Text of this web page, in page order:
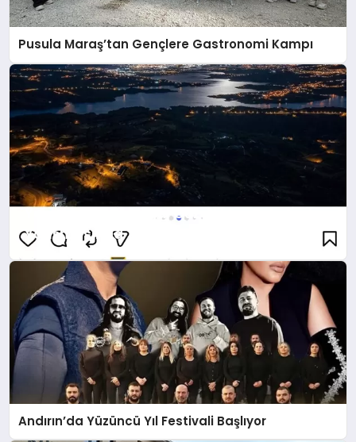
Pusula Maraş’tan Gençlere Gastronomi Kampı
Yenicekale’nin Doğal Güzellikleri Fotoğraf
Yarışmasında Taçlandı!
Andırın’da Yüzüncü Yıl Festivali Başlıyor